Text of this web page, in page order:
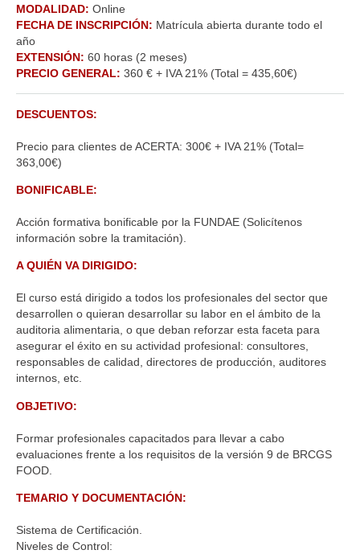
MODALIDAD: Online
FECHA DE INSCRIPCIÓN: Matrícula abierta durante todo el
año
EXTENSIÓN: 60 horas (2 meses)
PRECIO GENERAL: 360 € + IVA 21% (Total = 435,60€)
DESCUENTOS:
Precio para clientes de ACERTA: 300€ + IVA 21% (Total=
363,00€)
BONIFICABLE:
Acción formativa bonificable por la FUNDAE (Solicítenos
información sobre la tramitación).
A QUIÉN VA DIRIGIDO:
El curso está dirigido a todos los profesionales del sector que
desarrollen o quieran desarrollar su labor en el ámbito de la
auditoria alimentaria, o que deban reforzar esta faceta para
asegurar el éxito en su actividad profesional: consultores,
responsables de calidad, directores de producción, auditores
internos, etc.
OBJETIVO:
Formar profesionales capacitados para llevar a cabo
evaluaciones frente a los requisitos de la versión 9 de BRCGS
FOOD.
TEMARIO Y DOCUMENTACIÓN:
Sistema de Certificación.
Niveles de Control: